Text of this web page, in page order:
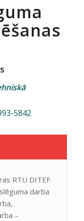
5842
RTU DITEF
darba
–